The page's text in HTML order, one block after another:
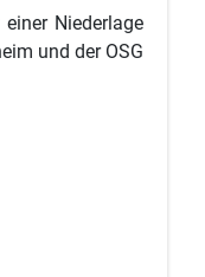
Niederlage
und der OSG